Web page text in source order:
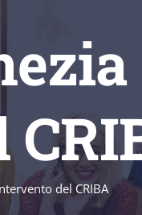
del CRIBA